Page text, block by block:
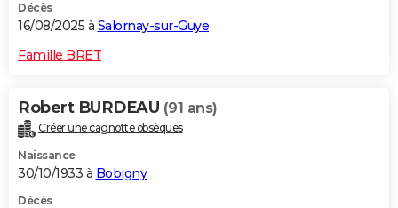
Décès
16/08/2025 à Salornay-sur-Guye
Famille BRET
Robert BURDEAU (91 ans)
Créer une cagnotte obsèques
Naissance
30/10/1933 à Bobigny
Décès